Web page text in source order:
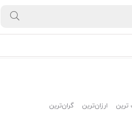
ارزان‌ترین گران‌ترین